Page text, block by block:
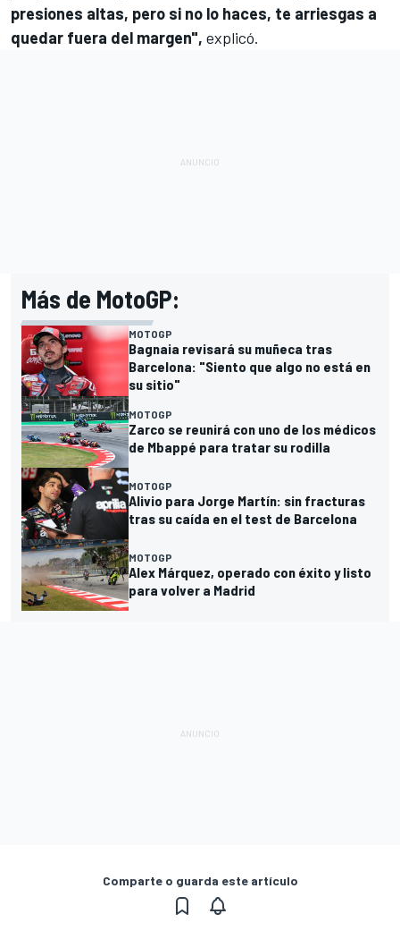
presiones altas, pero si no lo haces, te arriesgas a
quedar fuera del margen", explicó.
Más de MotoGP:
MOTOGP
Bagnaia revisará su muñeca tras
Barcelona: "Siento que algo no está en
su sitio"
MOTOGP
Zarco se reunirá con uno de los médicos
de Mbappé para tratar su rodilla
MOTOGP
Alivio para Jorge Martín: sin fracturas
tras su caída en el test de Barcelona
MOTOGP
Alex Márquez, operado con éxito y listo
para volver a Madrid
Comparte o guarda este artículo